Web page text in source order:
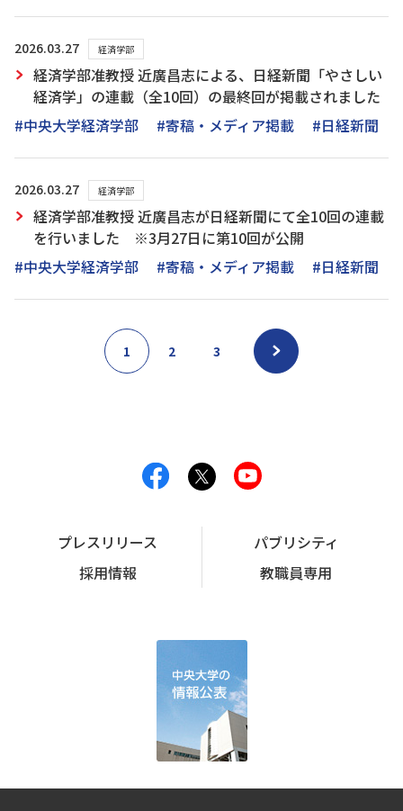
2026.03.27 経済学部
経済学部准教授 近廣昌志による、日経新聞「やさしい
経済学」の連載（全10回）の最終回が掲載されました
#中央大学経済学部
#寄稿・メディア掲載 #日経新聞
2026.03.27 経済学部
経済学部准教授 近廣昌志が日経新聞にて全10回の連載
を行いました ※3月27日に第10回が公開
#中央大学経済学部
#寄稿・メディア掲載 #日経新聞
1 2 3
プレスリリース
パブリシティ
採用情報
教職員専用